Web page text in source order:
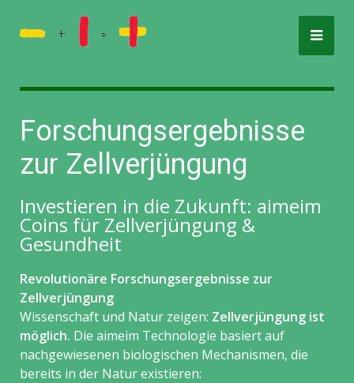
Forschungsergebnisse
zur Zellverjüngung
Investieren in die Zukunft: aimeim
Coins für Zellverjüngung &
Gesundheit
Revolutionäre Forschungsergebnisse zur
Zellverjüngung
Wissenschaft und Natur zeigen: Zellverjüngung ist
möglich. Die aimeim Technologie basiert auf
nachgewiesenen biologischen Mechanismen, die
bereits in der Natur existieren: